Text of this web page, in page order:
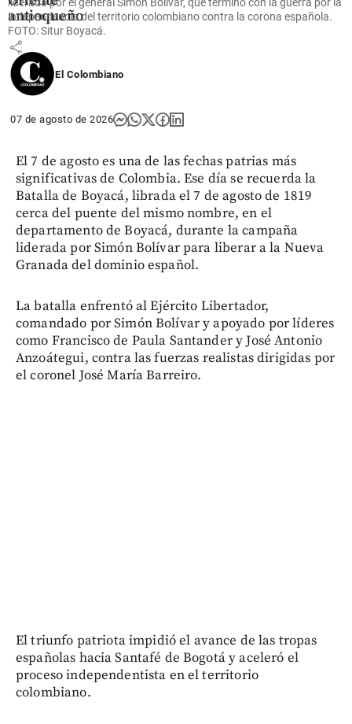
antioqueño
share
independencia del territorio colombiano contra la corona española.
FOTO: Situr Boyacá.
El Colombiano
07 de agosto de 2026
El 7 de agosto es una de las fechas patrias más
significativas de Colombia. Ese día se recuerda la
Batalla de Boyacá, librada el 7 de agosto de 1819
cerca del puente del mismo nombre, en el
departamento de Boyacá, durante la campaña
liderada por Simón Bolívar para liberar a la Nueva
Granada del dominio español.
La batalla enfrentó al Ejército Libertador,
comandado por Simón Bolívar y apoyado por líderes
como Francisco de Paula Santander y José Antonio
Anzoátegui, contra las fuerzas realistas dirigidas por
el coronel José María Barreiro.
El triunfo patriota impidió el avance de las tropas
españolas hacia Santafé de Bogotá y aceleró el
proceso independentista en el territorio
colombiano.